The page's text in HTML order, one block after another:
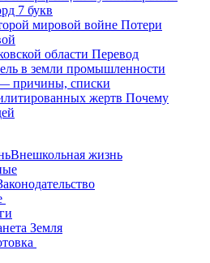
Внешкольная жизнь
Земля